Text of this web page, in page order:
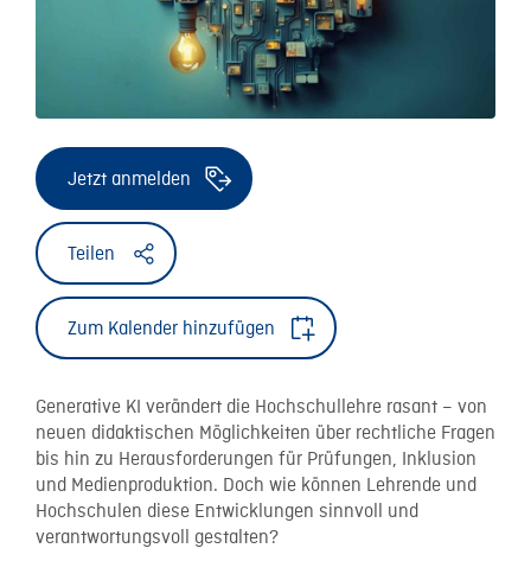
Jetzt anmelden
Teilen
Zum Kalender hinzufügen
Generative KI verändert die Hochschullehre rasant – von
neuen didaktischen Möglichkeiten über rechtliche Fragen
bis hin zu Herausforderungen für Prüfungen, Inklusion
und Medienproduktion. Doch wie können Lehrende und
Hochschulen diese Entwicklungen sinnvoll und
verantwortungsvoll gestalten?